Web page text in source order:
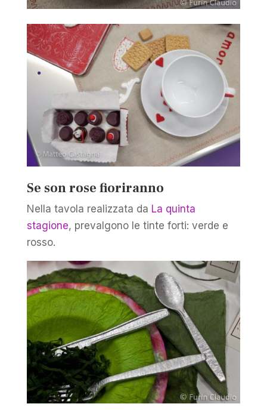
Se son rose fioriranno
Nella tavola realizzata da La quinta
stagione, prevalgono le tinte forti: verde e
rosso.